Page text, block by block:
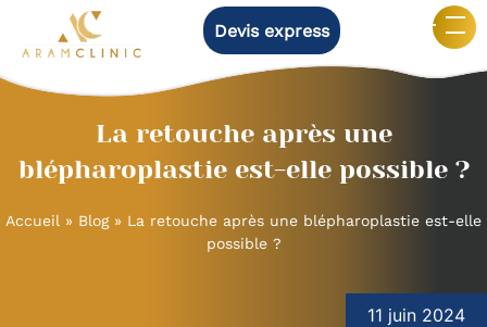
Devis express
La retouche après une
blépharoplastie est-elle possible ?
Accueil » Blog» La retouche après une blépharoplastie est-elle
possible ?
11 juin 2024